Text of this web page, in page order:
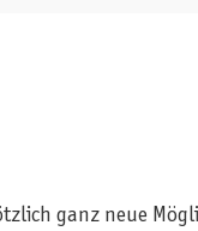
ganz neue